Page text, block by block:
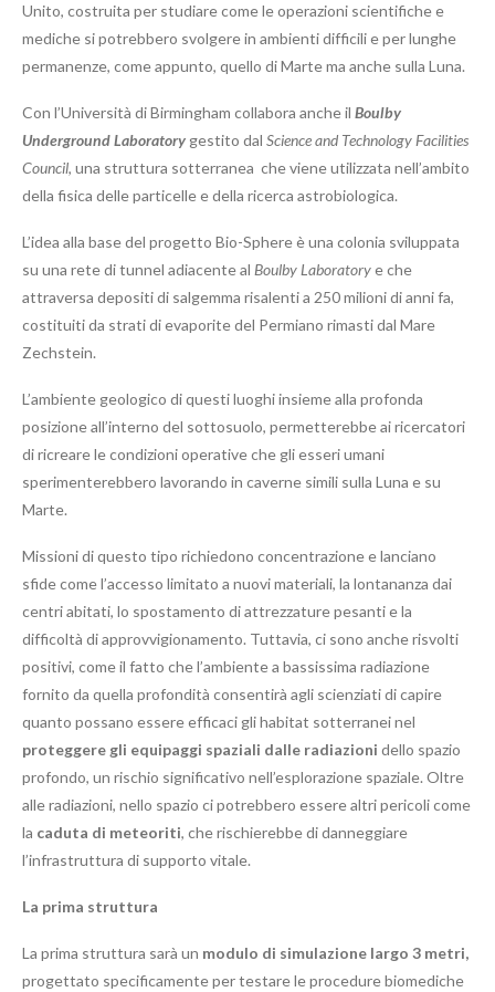
Unito, costruita per studiare come le operazioni scientifiche e
mediche si potrebbero svolgere in ambienti difficili e per lunghe
permanenze, come appunto, quello di Marte ma anche sulla Luna.
Con l’Università di Birmingham collabora anche il Boulby
Underground Laboratory gestito dal Science and Technology Facilities
Council, una struttura sotterranea che viene utilizzata nell’ambito
della fisica delle particelle e della ricerca astrobiologica.
L’idea alla base del progetto Bio-Sphere è una colonia sviluppata
su una rete di tunnel adiacente al Boulby Laboratorye che
attraversa depositi di salgemma risalenti a 250 milioni di anni fa,
costituiti da strati di evaporite del Permiano rimasti dal Mare
Zechstein.
L’ambiente geologico di questi luoghi insieme alla profonda
posizione all’interno del sottosuolo, permetterebbe ai ricercatori
di ricreare le condizioni operative che gli esseri umani
sperimenterebbero lavorando in caverne simili sulla Luna e su
Marte.
Missioni di questo tipo richiedono concentrazione e lanciano
sfide come l’accesso limitato a nuovi materiali, la lontananza dai
centri abitati, lo spostamento di attrezzature pesanti e la
difficoltà di approvvigionamento. Tuttavia, ci sono anche risvolti
positivi, come il fatto che l’ambiente a bassissima radiazione
fornito da quella profondità consentirà agli scienziati di capire
quanto possano essere efficaci gli habitat sotterranei nel
proteggere gli equipaggi spaziali dalle radiazioni dello spazio
profondo, un rischio significativo nell’esplorazione spaziale. Oltre
alle radiazioni, nello spazio ci potrebbero essere altri pericoli come
la caduta di meteoriti, che rischierebbe di danneggiare
l’infrastruttura di supporto vitale.
La prima struttura
La prima struttura sarà un modulo di simulazione largo 3 metri,
progettato specificamente per testare le procedure biomediche